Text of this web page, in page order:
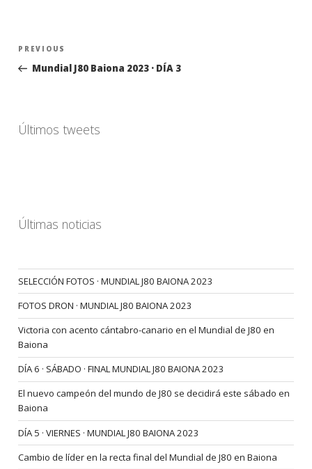
Navegación
entradas
Previous
Post
PREVIOUS
Mundial J80 Baiona 2023 · DÍA 3
Últimos tweets
Últimas noticias
SELECCIÓN FOTOS · MUNDIAL J80 BAIONA 2023
FOTOS DRON · MUNDIAL J80 BAIONA 2023
Victoria con acento cántabro-canario en el Mundial de J80 en
Baiona
DÍA 6 · SÁBADO · FINAL MUNDIAL J80 BAIONA 2023
El nuevo campeón del mundo de J80 se decidirá este sábado en
Baiona
DÍA 5 · VIERNES · MUNDIAL J80 BAIONA 2023
Cambio de líder en la recta final del Mundial de J80 en Baiona